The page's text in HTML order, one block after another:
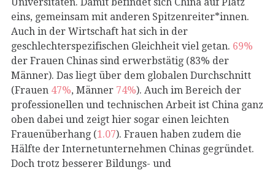
eins, gemeinsam mit anderen Spitzenreiter*innen.
Auch in der Wirtschaft hat sich in der
geschlechterspezifischen Gleichheit viel getan. 69%
der Frauen Chinas sind erwerbstätig (83% der
Männer). Das liegt über dem globalen Durchschnitt
(Frauen 47%, Männer 74%). Auch im Bereich der
professionellen und technischen Arbeit ist China ganz
oben dabei und zeigt hier sogar einen leichten
Frauenüberhang (1.07). Frauen haben zudem die
Hälfte der Internetunternehmen Chinas gegründet.
Doch trotz besserer Bildungs- und